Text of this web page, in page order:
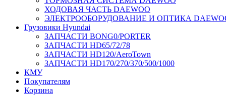
ХОДОВАЯ ЧАСТЬ DAEWOO
ЭЛЕКТРООБОРУДОВАНИЕ И ОПТИКА
Грузовики Hyundai
ЗАПЧАСТИ BONG0/PORTER
ЗАПЧАСТИ HD65/72/78
ЗАПЧАСТИ HD120/AeroTown
ЗАПЧАСТИ HD170/270/370/500/1000
КМУ
Покупателям
Корзина